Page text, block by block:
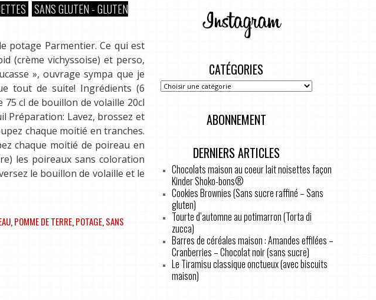
SANS GLUTEN - GLUTEN
potage Parmentier. Ce qui est
(crème vichyssoise) et perso,
», ouvrage sympa que je
tout de suite! Ingrédients (6
cl de bouillon de volaille 20cl
Préparation: Lavez, brossez et
chaque moitié en tranches.
chaque moitié de poireau en
les poireaux sans coloration
le bouillon de volaille et le
,POMME DE TERRE,POTAGE,SANS
CATÉGORIES
ABONNEMENT
DERNIERS ARTICLES
Chocolats maison au coeur lait noisettes façon
Kinder Shoko-bons®
Cookies Brownies (Sans sucre raffiné – Sans
gluten)
Tourte d’automne au potimarron (Torta di
zucca)
Barres de céréales maison : Amandes effilées –
Cranberries – Chocolat noir (sans sucre)
Le Tiramisu classique onctueux (avec biscuits
maison)